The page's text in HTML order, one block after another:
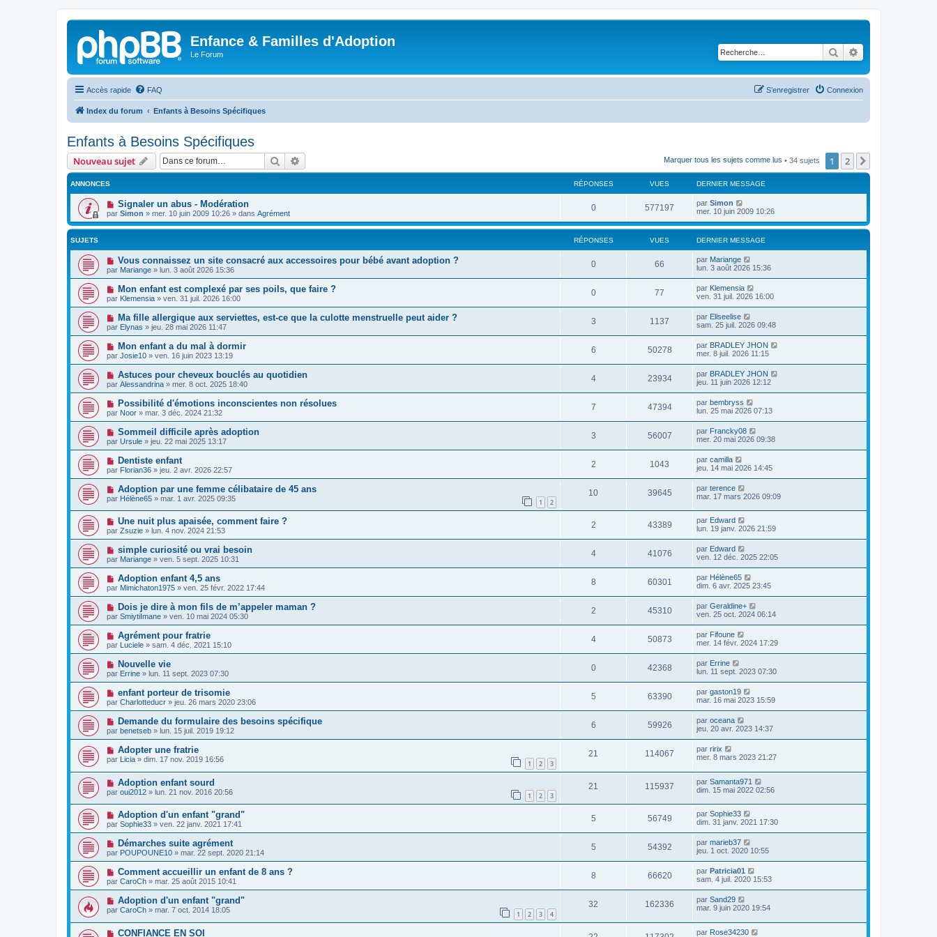
Enfance & Familles d'Adoption
Le Forum Rechercher
Accès rapide FAQ Connexion
S’enregistrer
Index du forum Enfants à Besoins Spécifiques
Enfants à Besoins Spécifiques
Nouveau sujet Rechercher Marquer tous les sujets comme lus • 34 sujets 1 2
ANNONCES RÉPONSES VUES DERNIER MESSAGE
Signaler un abus - Modération
par Simon » mer. 10 juin 2009 10:26 » dans Agrément
0 577197 par Simon
mer. 10 juin 2009 10:26
SUJETS RÉPONSES VUES DERNIER MESSAGE
Vous connaissez un site consacré aux accessoires pour bébé avant adoption ?
par Mariange » lun. 3 août 2026 15:36
0 66 par Mariange
lun. 3 août 2026 15:36
Mon enfant est complexé par ses poils, que faire ?
par Klemensia » ven. 31 juil. 2026 16:00
0 77 par Klemensia
ven. 31 juil. 2026 16:00
Ma fille allergique aux serviettes, est-ce que la culotte menstruelle peut aider ?
par Elynas » jeu. 28 mai 2026 11:47
3 1137 par Eliseelise
sam. 25 juil. 2026 09:48
Mon enfant a du mal à dormir
par Josie10 » ven. 16 juin 2023 13:19
6 50278 par BRADLEY JHON
mer. 8 juil. 2026 11:15
Astuces pour cheveux bouclés au quotidien
par Alessandrina » mer. 8 oct. 2025 18:40
4 23934 par BRADLEY JHON
jeu. 11 juin 2026 12:12
Possibilité d'émotions inconscientes non résolues
par Noor » mar. 3 déc. 2024 21:32
7 47394 par bembryss
lun. 25 mai 2026 07:13
Sommeil difficile après adoption
par Ursule » jeu. 22 mai 2025 13:17
3 56007 par Francky08
mer. 20 mai 2026 09:38
Dentiste enfant
par Florian36 » jeu. 2 avr. 2026 22:57
2 1043 par camilla
jeu. 14 mai 2026 14:45
Adoption par une femme célibataire de 45 ans
par Hélène65 » mar. 1 avr. 2025 09:35 1 2
10 39645 par terence
mar. 17 mars 2026 09:09
Une nuit plus apaisée, comment faire ?
par Zsuzie » lun. 4 nov. 2024 21:53
2 43389 par Edward
lun. 19 janv. 2026 21:59
simple curiosité ou vrai besoin
par Mariange » ven. 5 sept. 2025 10:31
4 41076 par Edward
ven. 12 déc. 2025 22:05
Adoption enfant 4,5 ans
par Mimichaton1975 » ven. 25 févr. 2022 17:44
8 60301 par Hélène65
dim. 6 avr. 2025 23:45
Dois je dire à mon fils de m’appeler maman ?
par SmiytiImane » ven. 10 mai 2024 05:30
2 45310 par Geraldine+
ven. 25 oct. 2024 06:14
Agrément pour fratrie
par Luciele » sam. 4 déc. 2021 15:10
4 50873 par Fifoune
mer. 14 févr. 2024 17:29
Nouvelle vie
par Errine » lun. 11 sept. 2023 07:30
0 42368 par Errine
lun. 11 sept. 2023 07:30
enfant porteur de trisomie
par Charlotteducr » jeu. 26 mars 2020 23:06
5 63390 par gaston19
mar. 16 mai 2023 15:59
Demande du formulaire des besoins spécifique
par benetseb » lun. 15 juil. 2019 19:12
6 59926 par oceana
jeu. 20 avr. 2023 14:37
Adopter une fratrie
par Licia » dim. 17 nov. 2019 16:56 1 2 3
21 114067 par ririx
mer. 8 mars 2023 21:27
Adoption enfant sourd
par oui2012 » lun. 21 nov. 2016 20:56 1 2 3
21 115937 par Samanta971
dim. 15 mai 2022 02:56
Adoption d'un enfant "grand"
par Sophie33 » ven. 22 janv. 2021 17:41
5 56749 par Sophie33
dim. 31 janv. 2021 17:30
Démarches suite agrément
par POUPOUNE10 » mar. 22 sept. 2020 21:14
5 54392 par marieb37
jeu. 1 oct. 2020 10:55
Comment accueillir un enfant de 8 ans ?
par CaroCh » mar. 25 août 2015 10:41
8 66620 par Patricia01
sam. 4 juil. 2020 15:53
Adoption d'un enfant "grand"
par CaroCh » mar. 7 oct. 2014 18:05 1 2 3 4
32 162336 par Sand29
mar. 9 juin 2020 19:54
CONFIANCE EN SOI par Rose34230